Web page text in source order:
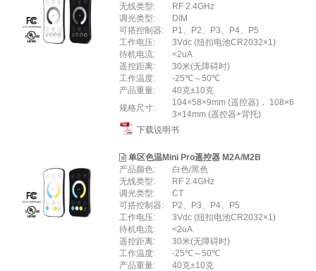
无线类型:
RF 2.4GHz
调光类型:
DIM
可搭控制器:
P1、P2、P3、P4、P5
工作电压:
3Vdc (纽扣电池CR2032×1)
待机电流:
<2uA
遥控距离:
30米(无障碍时)
工作温度:
-25℃～50℃
产品重量:
40克±10克
规格尺寸:
104×58×9mm (遥控器)， 108×6
3×14mm (遥控器+背托)
下载说明书
单区色温Mini Pro遥控器 M2A/M2B
产品颜色:
白色/黑色
无线类型:
RF 2.4GHz
调光类型:
CT
可搭控制器:
P2、P3、P4、P5
工作电压:
3Vdc (纽扣电池CR2032×1)
待机电流:
<2uA
遥控距离:
30米(无障碍时)
工作温度:
-25℃～50℃
产品重量:
40克±10克